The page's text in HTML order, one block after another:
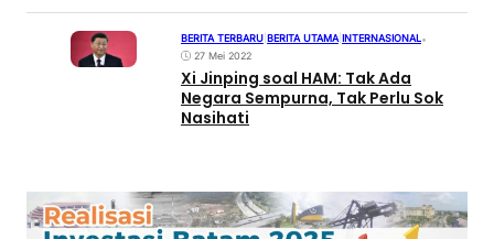
BERITA TERBARU BERITA UTAMA INTERNASIONAL•
27 Mei 2022
Xi Jinping soal HAM: Tak Ada
Negara Sempurna, Tak Perlu Sok
Nasihati